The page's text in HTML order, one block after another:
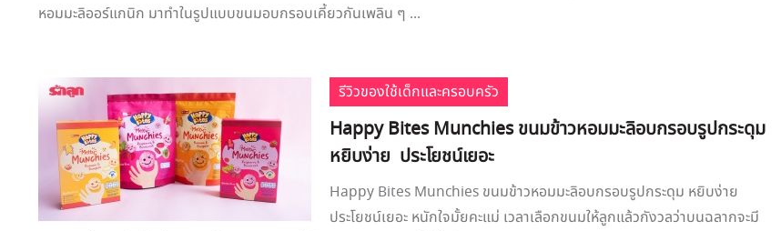
หอมมะลิออร์แกนิก มาทำในรูปแบบขนมอบกรอบเคี้ยวกันเพลิน ๆ ...
รีวิวของใช้เด็กและครอบครัว
Happy Bites Munchies ขนมข้าวหอมมะลิอบกรอบรูปกระดุม
หยิบง่าย ประโยชน์เยอะ
Happy Bites Munchies ขนมข้าวหอมมะลิอบกรอบรูปกระดุม หยิบง่าย
ประโยชน์เยอะ หนักใจมั้ยคะแม่ เวลาเลือกขนมให้ลูกแล้วกังวลว่าบนฉลากจะมี